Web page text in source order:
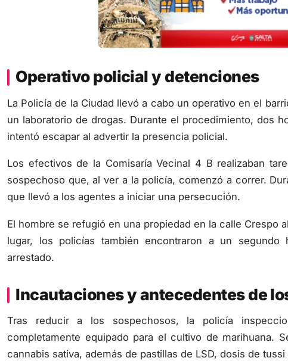
Operativo policial y detenciones
La Policía de la Ciudad llevó a cabo un operativo en el
un laboratorio de drogas. Durante el procedimiento, dos
intentó escapar al advertir la presencia policial.
Los efectivos de la Comisaría Vecinal 4 B realizaban
sospechoso que, al ver a la policía, comenzó a correr.
que llevó a los agentes a iniciar una persecución.
lugar, los policías también encontraron a un segundo
arrestado.
Incautaciones y antecedentes de
Tras reducir a los sospechosos, la policía
completamente equipado para el cultivo de marihuana.
cannabis sativa, además de pastillas de LSD, dosis de tussi